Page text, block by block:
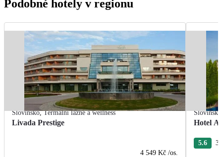
Podobné hotely v regionu
Slovinsko,Termální lázně a wellness
Livada Prestige
4 549 Kč /os.
Slovinsko
Hotel
5.6 3